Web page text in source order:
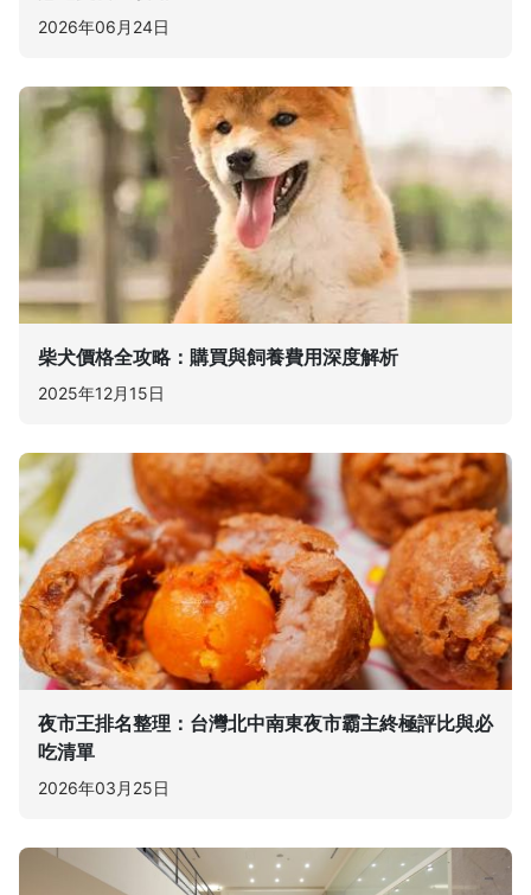
2026年06月24日
柴犬價格全攻略：購買與飼養費用深度解析
2025年12月15日
夜市王排名整理：台灣北中南東夜市霸主終極評比與必
吃清單
2026年03月25日